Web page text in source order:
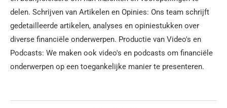
delen. Schrijven van Artikelen en Opinies: Ons team schrijft
gedetailleerde artikelen, analyses en opiniestukken over
diverse financiële onderwerpen. Productie van Video's en
Podcasts: We maken ook video's en podcasts om financiële
onderwerpen op een toegankelijke manier te presenteren.